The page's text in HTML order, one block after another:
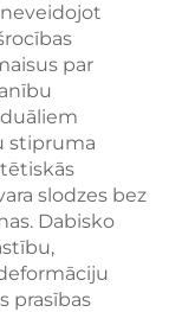
par
stipruma
slodzes bez
Dabisko
prasības